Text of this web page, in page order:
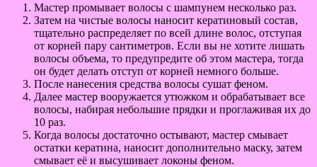
Мастер промывает волосы с шампунем несколько раз.
Затем на чистые волосы наносит кератиновый состав,
тщательно распределяет по всей длине волос, отступая
от корней пару сантиметров. Если вы не хотите лишать
волосы объема, то предупредите об этом мастера, тогда
он будет делать отступ от корней немного больше.
После нанесения средства волосы сушат феном.
Далее мастер вооружается утюжком и обрабатывает все
волосы, набирая небольшие прядки и проглаживая их до
10 раз.
Когда волосы достаточно остывают, мастер смывает
остатки кератина, наносит дополнительно маску, затем
смывает её и высушивает локоны феном.